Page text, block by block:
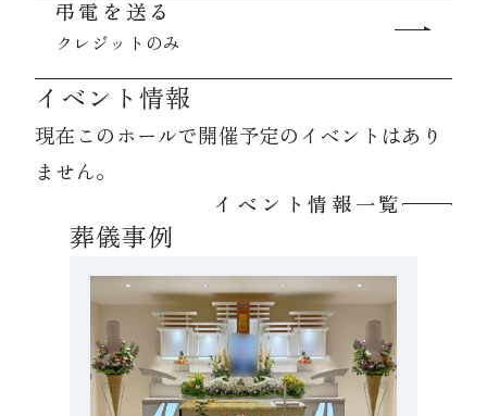
お見積もり
お問合わせ
弔電を送る
クレジットのみ
イベント情報
現在このホールで開催予定のイベントはあり
ません。
イベント情報一覧
葬儀事例